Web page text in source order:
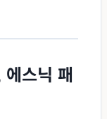
스닉 패